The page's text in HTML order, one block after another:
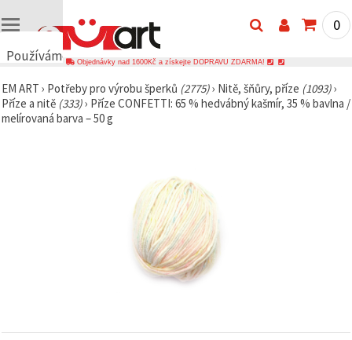
Používáme
🍪
Používáme
cookies a
zobrazovali
0
Objednávky nad 1600Kč a získejte DOPRAVU ZDARMA!
EM ART › Potřeby pro výrobu šperků (2775)› Nitě, šňůry, příze (1093)›
Příze a nitě (333)› Příze CONFETTI: 65 % hedvábný kašmír, 35 % bavlna /
melírovaná barva – 50 g